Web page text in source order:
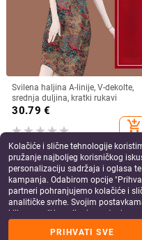
Svilena haljina A-linije, V-dekolte,
srednja duljina, kratki rukavi
30.79 €
add_shopping_cart
Kolačiće i slične tehnologije
pružanje najboljeg korisničkog
personalizaciju sadržaja i oglasa
kampanja. Odabirom opcije
partneri pohranjujemo kolačiće i
analitičke svrhe. Svojim
klikom na "Upravljanje
PRIHVATI SVE